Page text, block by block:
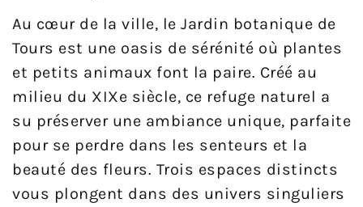
Au cœur de la ville, le Jardin botanique de
Tours est une oasis de sérénité où plantes
et petits animaux font la paire. Créé au
milieu du XIXe siècle, ce refuge naturel a
su préserver une ambiance unique, parfaite
pour se perdre dans les senteurs et la
beauté des fleurs. Trois espaces distincts
vous plongent dans des univers singuliers